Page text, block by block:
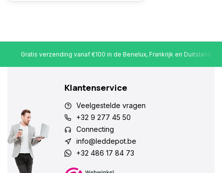
Gratis verzending vanaf €100 in de Benelux, Frankrijk en Duitsland
Klantenservice
Veelgestelde vragen
+32 9 277 45 50
Connecting
info@leddepot.be
+32 486 17 84 73